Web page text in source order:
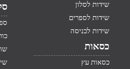
שידות לסלון
שידות לספרים
שידות לכניסה
כסאות
כסאות עץ